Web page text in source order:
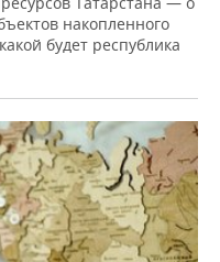
накопленного
будет республика